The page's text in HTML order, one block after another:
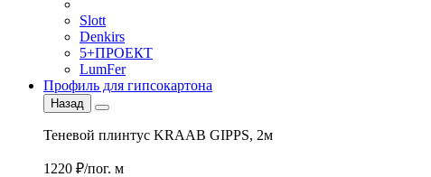
Slott
Denkirs
5+ПРОЕКТ
LumFer
Профиль для гипсокартона
Назад
Теневой плинтус KRAAB GIPPS, 2м
1220 ₽/пог. м